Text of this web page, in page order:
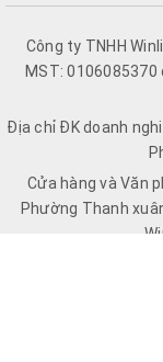
Công ty TNHH
MST: 0106085370
Địa chỉ ĐK doanh
Cửa hàng và Văn
Phường Thanh